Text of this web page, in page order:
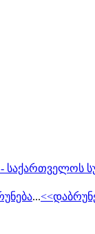
- საქართველოს
...